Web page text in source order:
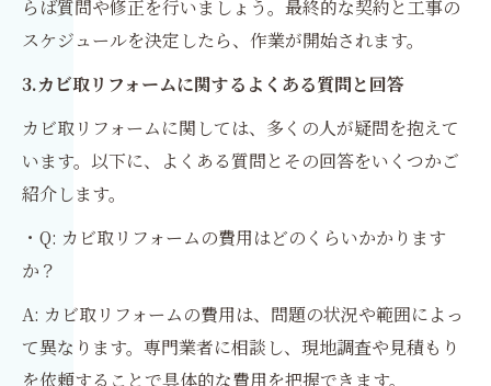
らば質問や修正を行いましょう。最終的な契約と工事の
スケジュールを決定したら、作業が開始されます。
3.カビ取リフォームに関するよくある質問と回答
カビ取リフォームに関しては、多くの人が疑問を抱えて
います。以下に、よくある質問とその回答をいくつかご
紹介します。
・Q: カビ取リフォームの費用はどのくらいかかります
か？
A: カビ取リフォームの費用は、問題の状況や範囲によっ
て異なります。専門業者に相談し、現地調査や見積もり
を依頼することで具体的な費用を把握できます。